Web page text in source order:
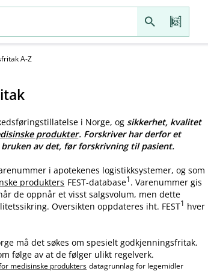
A-Z
i Norge, og sikkerhet, kvalitet
produkter. Forskriver har derfor et
av det, før forskrivning til pasient.
i apotekenes logistikksystemer, og som
produkters FEST-database1. Varenummer gis
de oppnår et visst salgsvolum, men dette
Oversikten oppdateres iht. FEST1 hver
må det søkes om spesielt godkjenningsfritak.
følge av at de følger ulikt regelverk.
medisinske produkters datagrunnlag for legemidler